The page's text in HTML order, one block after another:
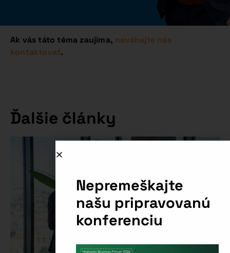
Ak vás táto téma zaujíma, neváhajte nás
kontaktovať.
Ďalšie články
Nepremeškajte
našu pripravovanú
konferenciu